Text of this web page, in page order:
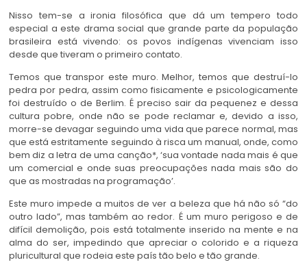
Nisso tem-se a ironia filosófica que dá um tempero todo
especial a este drama social que grande parte da população
brasileira está vivendo: os povos indígenas vivenciam isso
desde que tiveram o primeiro contato.
Temos que transpor este muro. Melhor, temos que destruí-lo
pedra por pedra, assim como fisicamente e psicologicamente
foi destruído o de Berlim. É preciso sair da pequenez e dessa
cultura pobre, onde não se pode reclamar e, devido a isso,
morre-se devagar seguindo uma vida que parece normal, mas
que está estritamente seguindo à risca um manual, onde, como
bem diz a letra de uma canção*, ‘sua vontade nada mais é que
um comercial e onde suas preocupações nada mais são do
que as mostradas na programação’.
Este muro impede a muitos de ver a beleza que há não só “do
outro lado”, mas também ao redor. É um muro perigoso e de
difícil demolição, pois está totalmente inserido na mente e na
alma do ser, impedindo que apreciar o colorido e a riqueza
pluricultural que rodeia este país tão belo e tão grande.